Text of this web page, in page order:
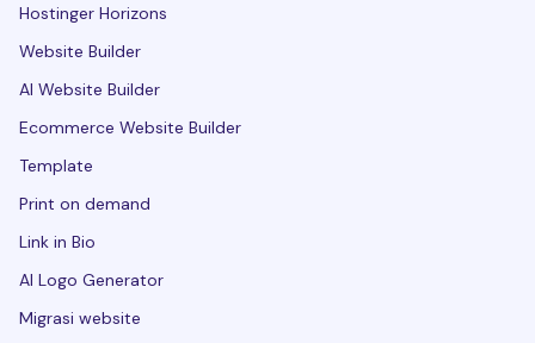
Hostinger Horizons
Website Builder
AI Website Builder
Ecommerce Website Builder
Template
Print on demand
Link in Bio
AI Logo Generator
Migrasi website